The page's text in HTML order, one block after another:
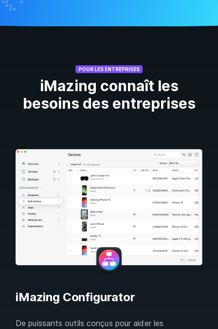
POUR LES ENTREPRISES
iMazing connaît les
besoins des entreprises
iMazing Configurator
De puissants outils conçus pour aider les